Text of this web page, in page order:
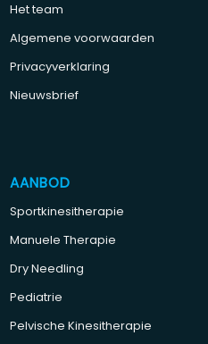
Het team
Algemene voorwaarden
Privacyverklaring
Nieuwsbrief
AANBOD
Sportkinesitherapie
Manuele Therapie
Dry Needling
Pediatrie
Pelvische Kinesitherapie